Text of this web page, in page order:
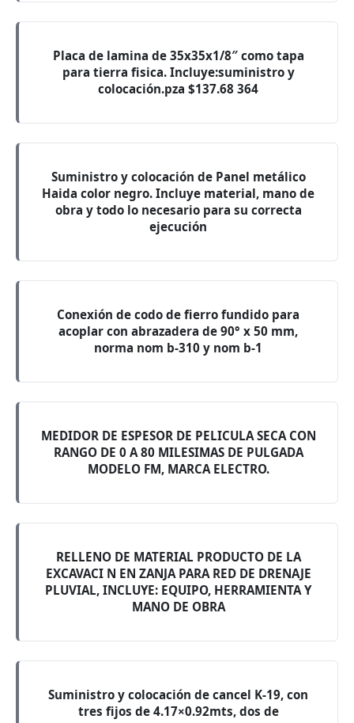
Placa de lamina de 35x35x1/8″ como tapa
para tierra fisica. Incluye:suministro y
colocación.pza $137.68 364
Suministro y colocación de Panel metálico
Haida color negro. Incluye material, mano de
obra y todo lo necesario para su correcta
ejecución
Conexión de codo de fierro fundido para
acoplar con abrazadera de 90° x 50 mm,
norma nom b-310 y nom b-1
MEDIDOR DE ESPESOR DE PELICULA SECA CON
RANGO DE 0 A 80 MILESIMAS DE PULGADA
MODELO FM, MARCA ELECTRO.
RELLENO DE MATERIAL PRODUCTO DE LA
EXCAVACI N EN ZANJA PARA RED DE DRENAJE
PLUVIAL, INCLUYE: EQUIPO, HERRAMIENTA Y
MANO DE OBRA
Suministro y colocación de cancel K-19, con
tres fijos de 4.17×0.92mts, dos de